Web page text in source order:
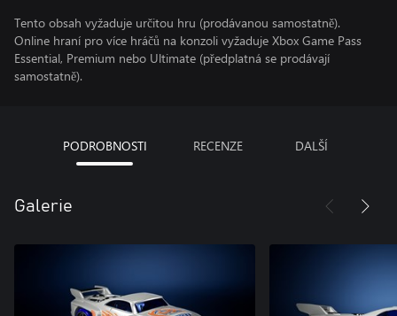
Tento obsah vyžaduje určitou hru (prodávanou samostatně).
Online hraní pro více hráčů na konzoli vyžaduje Xbox Game Pass
Essential, Premium nebo Ultimate (předplatná se prodávají
samostatně).
PODROBNOSTI RECENZE DALŠÍ
Galerie